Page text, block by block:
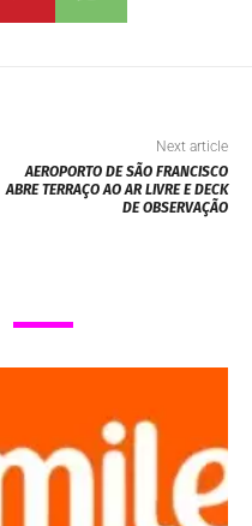
Next article
AEROPORTO DE SÃO FRANCISCO
ABRE TERRAÇO AO AR LIVRE E DECK
DE OBSERVAÇÃO